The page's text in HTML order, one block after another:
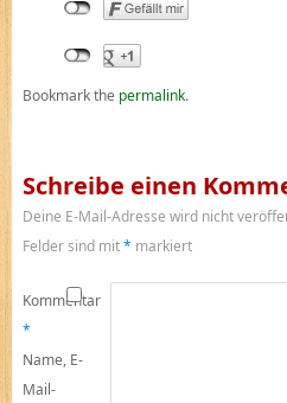
Bookmark the permalink.
Schreibe einen
Deine E-Mail-Adresse wird nicht
Felder sind mit* markiert
Kommentar
*
Name, E-
Mail-